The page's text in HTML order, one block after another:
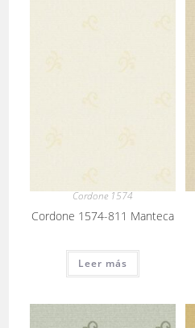
Cordone 1574
Cordone 1574-811 Manteca
Leer más